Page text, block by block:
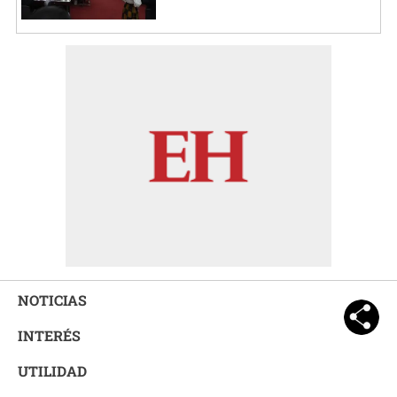
NOTICIAS
INTERÉS
UTILIDAD